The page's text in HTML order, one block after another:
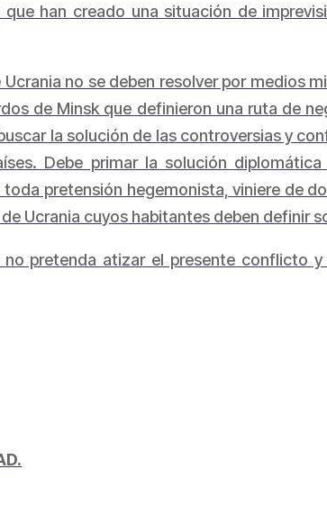
han creado una situación de
no se deben resolver por medios
de Minsk que definieron una ruta de
la solución de las controversias y
Debe primar la solución
pretensión hegemonista, viniere de
Ucrania cuyos habitantes deben definir
pretenda atizar el presente conflicto